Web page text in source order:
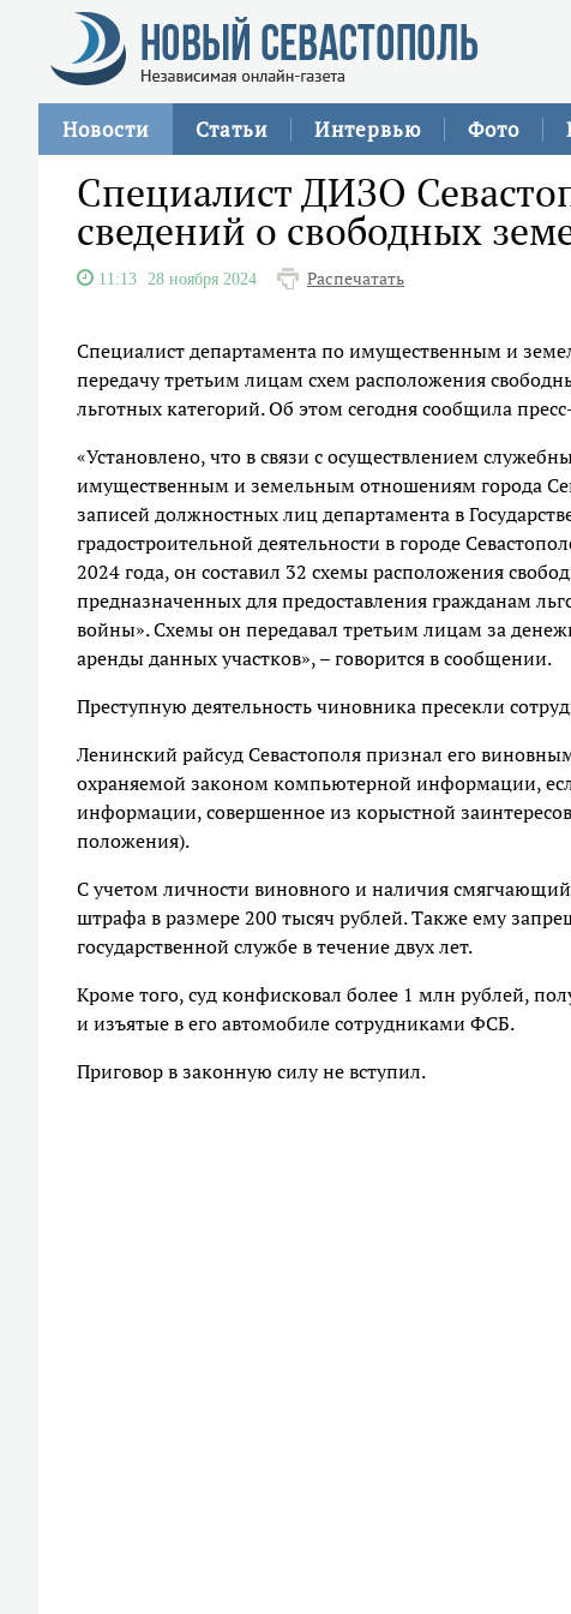
Новости Статьи Интервью Фото
Специалист ДИЗО
сведений о свободных
11:13 28 ноября 2024 Распечатать
Специалист департамента по имущественным и
передачу третьим лицам схем расположения
льготных категорий. Об этом сегодня сообщила
«Установлено, что в связи с осуществлением
имущественным и земельным отношениям города
записей должностных лиц департамента в
градостроительной деятельности в городе
2024 года, он составил 32 схемы расположения
предназначенных для предоставления гражданам
войны». Схемы он передавал третьим лицам за
аренды данных участков», – говорится в сообщении.
Преступную деятельность чиновника пресекли
Ленинский райсуд Севастополя признал его
охраняемой законом компьютерной информации,
информации, совершенное из корыстной
положения).
С учетом личности виновного и наличия
штрафа в размере 200 тысяч рублей. Также ему
государственной службе в течение двух лет.
Кроме того, суд конфисковал более 1 млн рублей,
и изъятые в его автомобиле сотрудниками ФСБ.
Приговор в законную силу не вступил.